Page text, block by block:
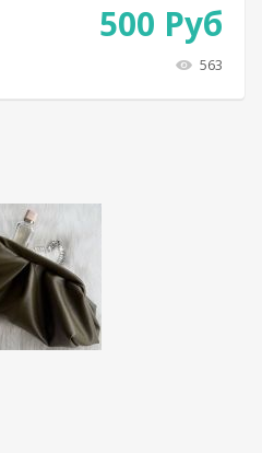
500 Руб
563